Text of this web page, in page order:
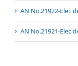
AN No.21922-Elec
AN No.21921-Elec